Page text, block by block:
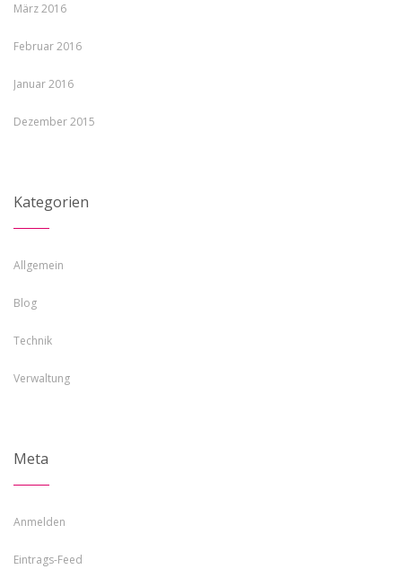
März 2016
Februar 2016
Januar 2016
Dezember 2015
Kategorien
Allgemein
Blog
Technik
Verwaltung
Meta
Anmelden
Eintrags-Feed